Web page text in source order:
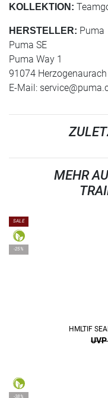
KOLLEKTION:
HERSTELLER: Puma
Puma SE
Puma Way 1
91074 Herzogenaurach
E-Mail:
MEHR
SALE
-25%
HMLTIF
-38%